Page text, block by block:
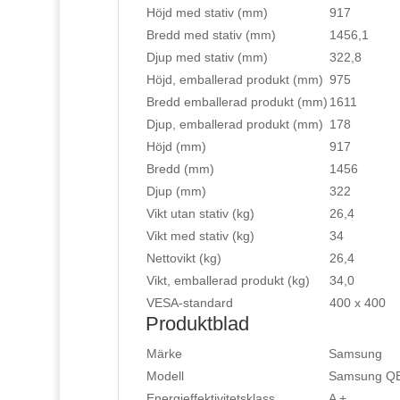
Höjd med stativ (mm)
917
Bredd med stativ (mm)
1456,1
Djup med stativ (mm)
322,8
Höjd, emballerad produkt (mm) 975
Bredd emballerad produkt (mm) 1611
Djup, emballerad produkt (mm) 178
Höjd (mm)
917
Bredd (mm)
1456
Djup (mm)
322
Vikt utan stativ (kg)
26,4
Vikt med stativ (kg)
34
Nettovikt (kg)
26,4
Vikt, emballerad produkt (kg)
34,0
VESA-standard
400 x 400
Produktblad
Märke
Samsung
Modell
Samsung